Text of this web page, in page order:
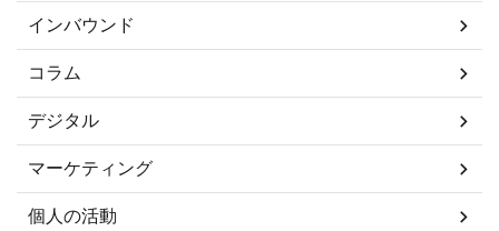
インバウンド
コラム
デジタル
マーケティング
個人の活動